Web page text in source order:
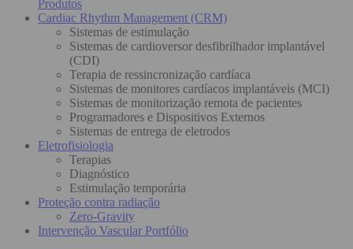
Produtos
Cardiac Rhythm Management (CRM)
Sistemas de estimulação
Sistemas de cardioversor desfibrilhador implantável
(CDI)
Terapia de ressincronização cardíaca
Sistemas de monitores cardíacos implantáveis (MCI)
Sistemas de monitorização remota de pacientes
Programadores e Dispositivos Externos
Sistemas de entrega de eletrodos
Eletrofisiologia
Terapias
Diagnóstico
Estimulação temporária
Proteção contra radiação
Zero-Gravity
Intervenção Vascular Portfólio